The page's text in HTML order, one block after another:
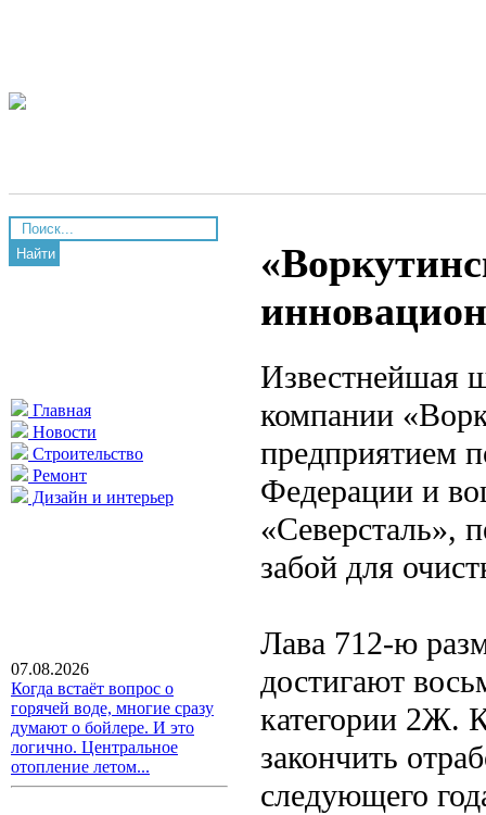
Найти
Главная
Новости
Строительство
Ремонт
Дизайн и интерьер
07.08.2026
Когда встаёт вопрос о
горячей воде, многие сразу
думают о бойлере. И это
логично. Центральное
отопление летом...
Известнейшая
компании
предприятием
Федерации и
«Северсталь»,
забой для
Лава 712-ю
достигают
категории 2Ж.
закончить
следующего